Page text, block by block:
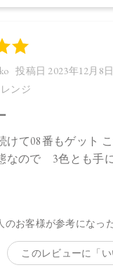
7/29
7/29
ください。
く変更する可能性がご
り１～３営業日での発
承ください。
ューアル等の理由に